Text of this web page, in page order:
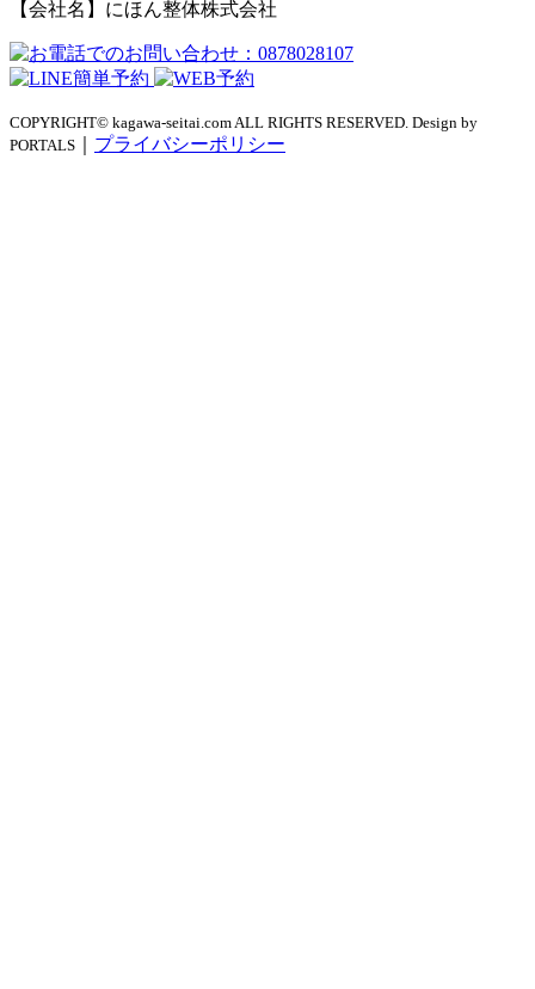
【会社名】にほん整体株式会社
COPYRIGHT© kagawa-seitai.com ALL RIGHTS RESERVED. Design by
PORTALS
プライバシーポリシー